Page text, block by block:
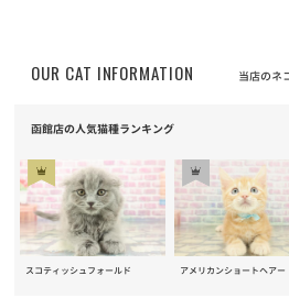
OUR CAT INFORMATION 当店のネ
函館店の人気猫種ランキング
スコティッシュフォールド アメリカンショートヘアー